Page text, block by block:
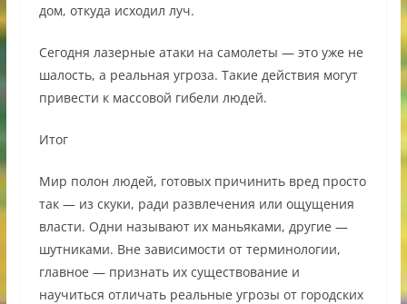
дом, откуда исходил луч.
Сегодня лазерные атаки на самолеты — это уже не
шалость, а реальная угроза. Такие действия могут
привести к массовой гибели людей.
Итог
Мир полон людей, готовых причинить вред просто
так — из скуки, ради развлечения или ощущения
власти. Одни называют их маньяками, другие —
шутниками. Вне зависимости от терминологии,
главное — признать их существование и
научиться отличать реальные угрозы от городских